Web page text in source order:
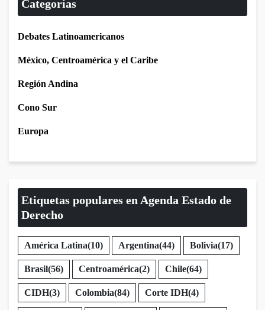
Categorías
Debates Latinoamericanos
México, Centroamérica y el Caribe
Región Andina
Cono Sur
Europa
Etiquetas populares en Agenda Estado de
Derecho
América Latina(10) Argentina(44) Bolivia(17)
Brasil(56) Centroamérica(2) Chile(64)
CIDH(3) Colombia(84) Corte IDH(4)